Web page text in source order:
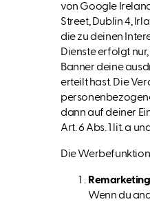
von Google
Street, Dublin 4,
die zu deinen
Dienste erfolgt
Banner deine
erteilt hast. Die
dann auf deiner
Art. 6 Abs. 1 lit. a
Die
Wenn du